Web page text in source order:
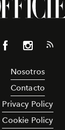
Nosotros
Contacto
Privacy Policy
Cookie Policy